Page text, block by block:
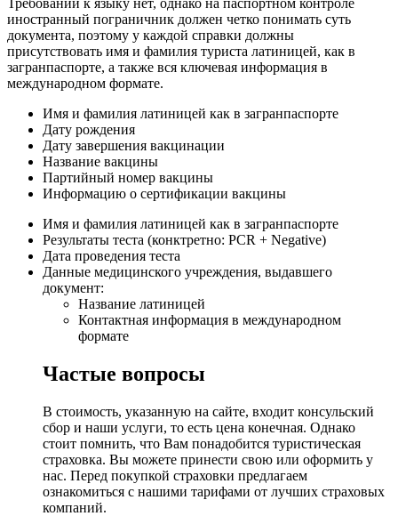
Требований к языку нет, однако на паспортном контроле
иностранный пограничник должен четко понимать суть
документа, поэтому у каждой справки должны
присутствовать имя и фамилия туриста латиницей, как в
загранпаспорте, а также вся ключевая информация в
международном формате.
Имя и фамилия латиницей как в загранпаспорте
Дату рождения
Дату завершения вакцинации
Название вакцины
Партийный номер вакцины
Информацию о сертификации вакцины
Имя и фамилия латиницей как в загранпаспорте
Результаты теста (конктретно: PCR + Negative)
Дата проведения теста
Данные медицинского учреждения, выдавшего
документ:
Название латиницей
Контактная информация в международном
формате
Частые вопросы
В стоимость, указанную на сайте, входит консульский
сбор и наши услуги, то есть цена конечная. Однако
стоит помнить, что Вам понадобится туристическая
страховка. Вы можете принести свою или оформить у
нас. Перед покупкой страховки предлагаем
ознакомиться с нашими тарифами от лучших страховых
компаний.